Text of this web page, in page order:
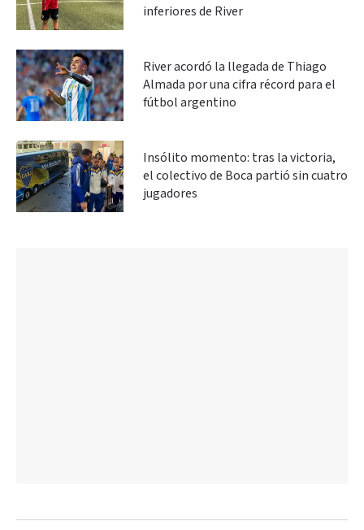
inferiores de River
River acordó la llegada de Thiago
Almada por una cifra récord para el
fútbol argentino
Insólito momento: tras la victoria,
el colectivo de Boca partió sin cuatro
jugadores